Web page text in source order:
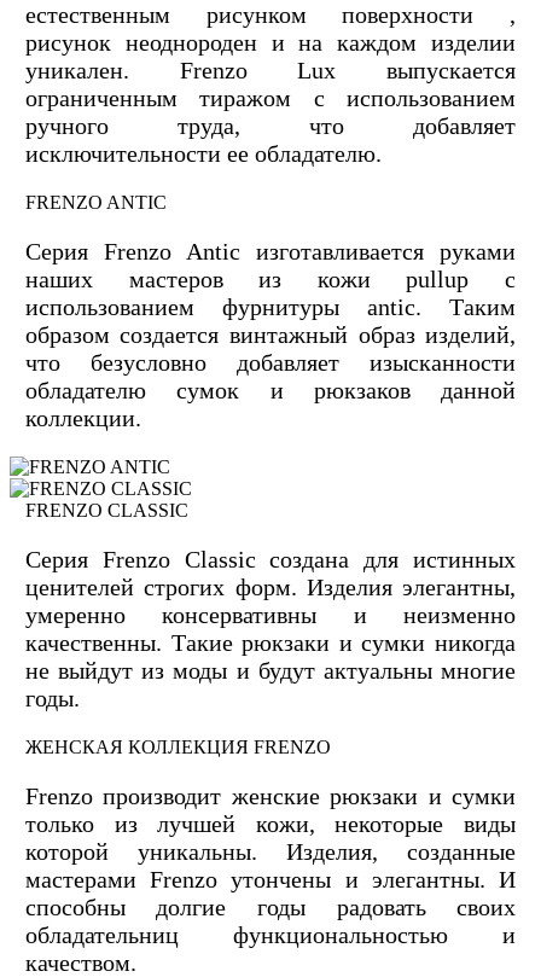
естественным рисунком поверхности ,
рисунок неоднороден и на каждом изделии
уникален. Frenzo Lux выпускается
ограниченным тиражом с использованием
ручного труда, что добавляет
исключительности ее обладателю.
FRENZO ANTIC
Серия Frenzo Antic изготавливается руками
наших мастеров из кожи pullup с
использованием фурнитуры antic. Таким
образом создается винтажный образ изделий,
что безусловно добавляет изысканности
обладателю сумок и рюкзаков данной
коллекции.
FRENZO CLASSIC
Серия Frenzo Сlassic создана для истинных
ценителей строгих форм. Изделия элегантны,
умеренно консервативны и неизменно
качественны. Такие рюкзаки и сумки никогда
не выйдут из моды и будут актуальны многие
годы.
ЖЕНСКАЯ КОЛЛЕКЦИЯ FRENZO
Frenzo производит женские рюкзаки и сумки
только из лучшей кожи, некоторые виды
которой уникальны. Изделия, созданные
мастерами Frenzo утончены и элегантны. И
способны долгие годы радовать своих
обладательниц функциональностью и
качеством.